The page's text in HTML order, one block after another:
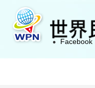
容
Facebook